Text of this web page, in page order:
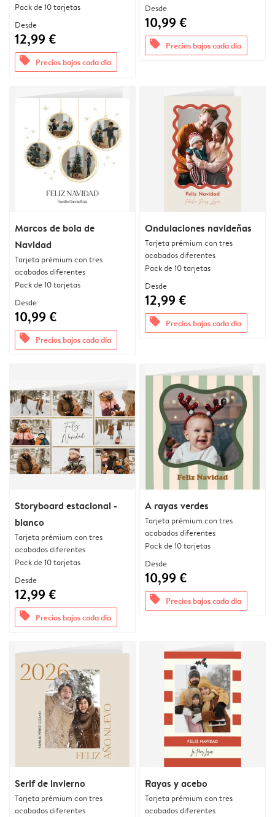
Pack de 10 tarjetas
Desde
12,99 €
offers Precios bajos cada día
Desde
10,99 €
offers Precios bajos cada día
Marcos de bola de
Navidad
Tarjeta prémium con tres
acabados diferentes
Pack de 10 tarjetas
Desde
10,99 €
offers Precios bajos cada día
Ondulaciones navideñas
Tarjeta prémium con tres
acabados diferentes
Pack de 10 tarjetas
Desde
12,99 €
offers Precios bajos cada día
Storyboard estacional -
blanco
Tarjeta prémium con tres
acabados diferentes
Pack de 10 tarjetas
Desde
12,99 €
offers Precios bajos cada día
A rayas verdes
Tarjeta prémium con tres
acabados diferentes
Pack de 10 tarjetas
Desde
10,99 €
offers Precios bajos cada día
Serif de invierno
Tarjeta prémium con tres
acabados diferentes
Rayas y acebo
Tarjeta prémium con tres
acabados diferentes